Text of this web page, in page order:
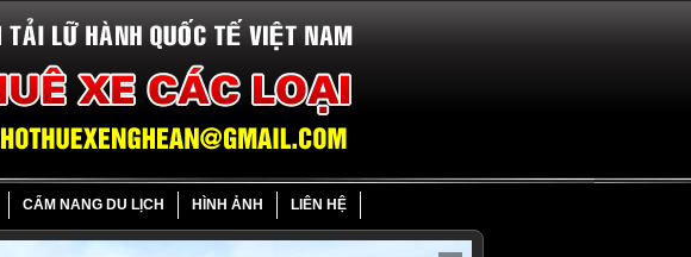
CẨM NANG DU LỊCH HÌNH ẢNH LIÊN HỆ